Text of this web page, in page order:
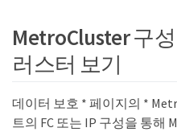
MetroCluster 구
러스터 보기
데이터 보호 * 페이지의 *
트의 FC 또는 IP 구성을 통해